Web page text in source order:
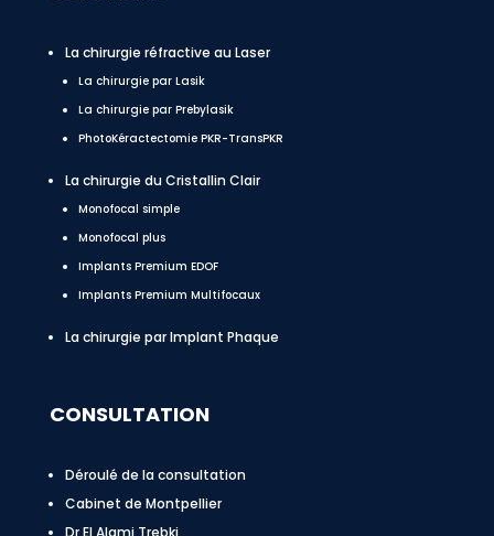
La chirurgie réfractive au Laser
La chirurgie par Lasik
La chirurgie par Prebylasik
PhotoKéractectomie PKR-TransPKR
La chirurgie du Cristallin Clair
Monofocal simple
Monofocal plus
Implants Premium EDOF
Implants Premium Multifocaux
La chirurgie par Implant Phaque
CONSULTATION
Déroulé de la consultation
Cabinet de Montpellier
Dr El Alami Trebki